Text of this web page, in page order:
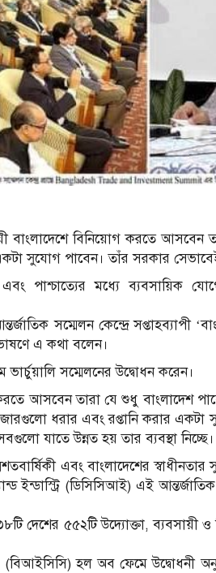
বাংলাদেশে বিনিয়োগ করতে আসবেন
সুযোগ পাবেন। তাঁর সরকার
এবং পাশ্চাত্যের মধ্যে ব্যবসায়িক
সম্মেলন কেন্দ্রে সপ্তাহব্যাপী
এ কথা বলেন।
সম্মেলনের উদ্বোধন করেন।
করতে আসবেন তারা যে শুধু বাংলাদেশ
ধরার এবং রপ্তানি করার
যাতে উন্নত হয় তার ব্যবস্থা নিচ্ছে।
এবং বাংলাদেশের স্বাধীনতার
ইন্ডাস্ট্রি (ডিসিসিআই) এই
দেশের ৫৫২টি উদ্যোক্তা, ব্যবসায়ী ও
(বিআইসিসি) হল অব ফেমে উদ্বোধনী